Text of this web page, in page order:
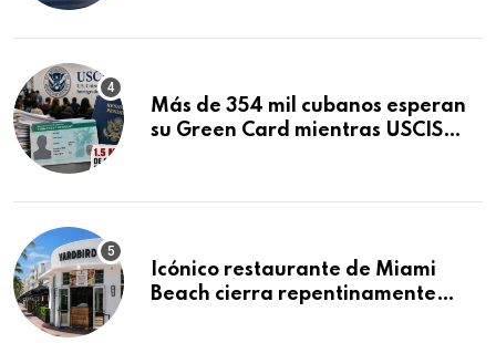
Más de 354 mil cubanos esperan
su Green Card mientras USCIS
Icónico restaurante de Miami
Beach cierra repentinamente